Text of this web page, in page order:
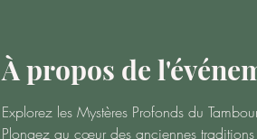
À propos de
Explorez les Mystères Profonds du
Plongez au cœur des anciennes